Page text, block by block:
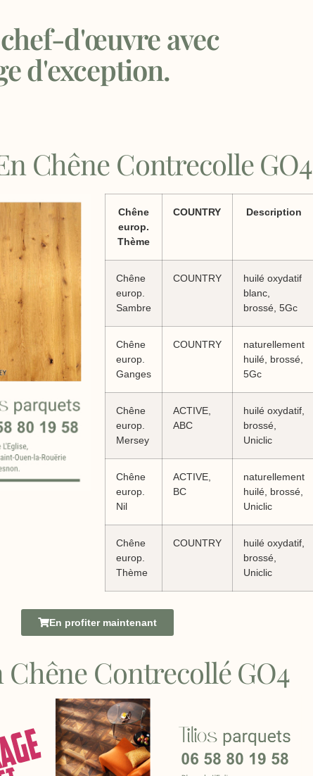
d'œuvre avec
d'exception.
Chêne Contrecolle GO4
Chêne
europ.
Thème
COUNTRY Description
Chêne
europ.
Sambre
COUNTRY
huilé oxydatif
blanc,
brossé, 5Gc
Chêne
europ.
Ganges
COUNTRY
naturellement
huilé, brossé,
5Gc
Chêne
europ.
Mersey
ACTIVE,
ABC
huilé oxydatif,
brossé,
Uniclic
Chêne
europ.
Nil
ACTIVE,
BC
naturellement
huilé, brossé,
Uniclic
Chêne
europ.
Thème
COUNTRY
huilé oxydatif,
brossé,
Uniclic
En profiter maintenant
Chêne Contrecollé GO4